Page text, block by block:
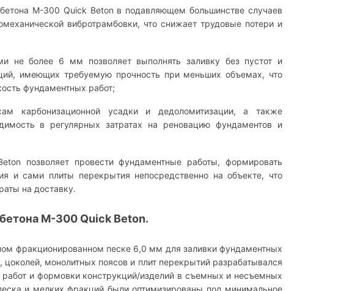
М-300 Quick Beton в подавляющем большинстве случаев
вибротрамбовки, что снижает трудовые потери и
не более 6 мм позволяет выполнять заливку без пустот и
имеющих требуемую прочность при меньших объемах, что
фундаментных работ;
карбонизационной усадки и дедоломитизации, а также
в регулярных затратах на реновацию фундаментов и
позволяет провести фундаментные работы, формировать
и сами плиты перекрытия непосредственно на объекте, что
на доставку.
М-300 Quick Beton.
фракционированном песке 6,0 мм для заливки фундаментных
монолитных поясов и плит перекрытий разрабатывался
и формовки конструкций/изделий в съемных и несъемных
и мелких фракций были оптимизированы под минимальное